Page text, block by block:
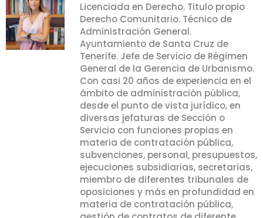
Licenciada en Derecho. Titulo propio
Derecho Comunitario. Técnico de
Administración General.
Ayuntamiento de Santa Cruz de
Tenerife. Jefe de Servicio de Régimen
General de la Gerencia de Urbanismo.
Con casi 20 años de experiencia en el
ámbito de administración pública,
desde el punto de vista jurídico, en
diversas jefaturas de Sección o
Servicio con funciones propias en
materia de contratación pública,
subvenciones, personal, presupuestos,
ejecuciones subsidiarias, secretarias,
miembro de diferentes tribunales de
oposiciones y más en profundidad en
materia de contratación pública,